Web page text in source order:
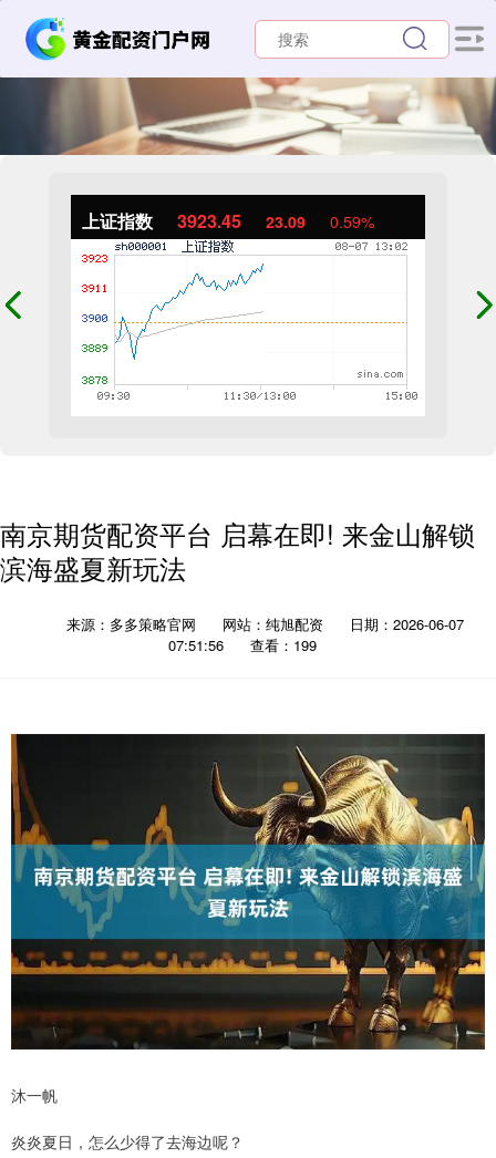
上证指数 3924.07 23.72 0.61%
南京期货配资平台 启幕在即! 来金山解锁
滨海盛夏新玩法
来源：多多策略官网 网站：纯旭配资
日期：2026-06-07
07:51:56
查看：199
沐一帆
炎炎夏日，怎么少得了去海边呢？